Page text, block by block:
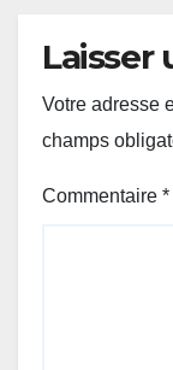
Laisser
Votre adresse
champs
Commentaire *